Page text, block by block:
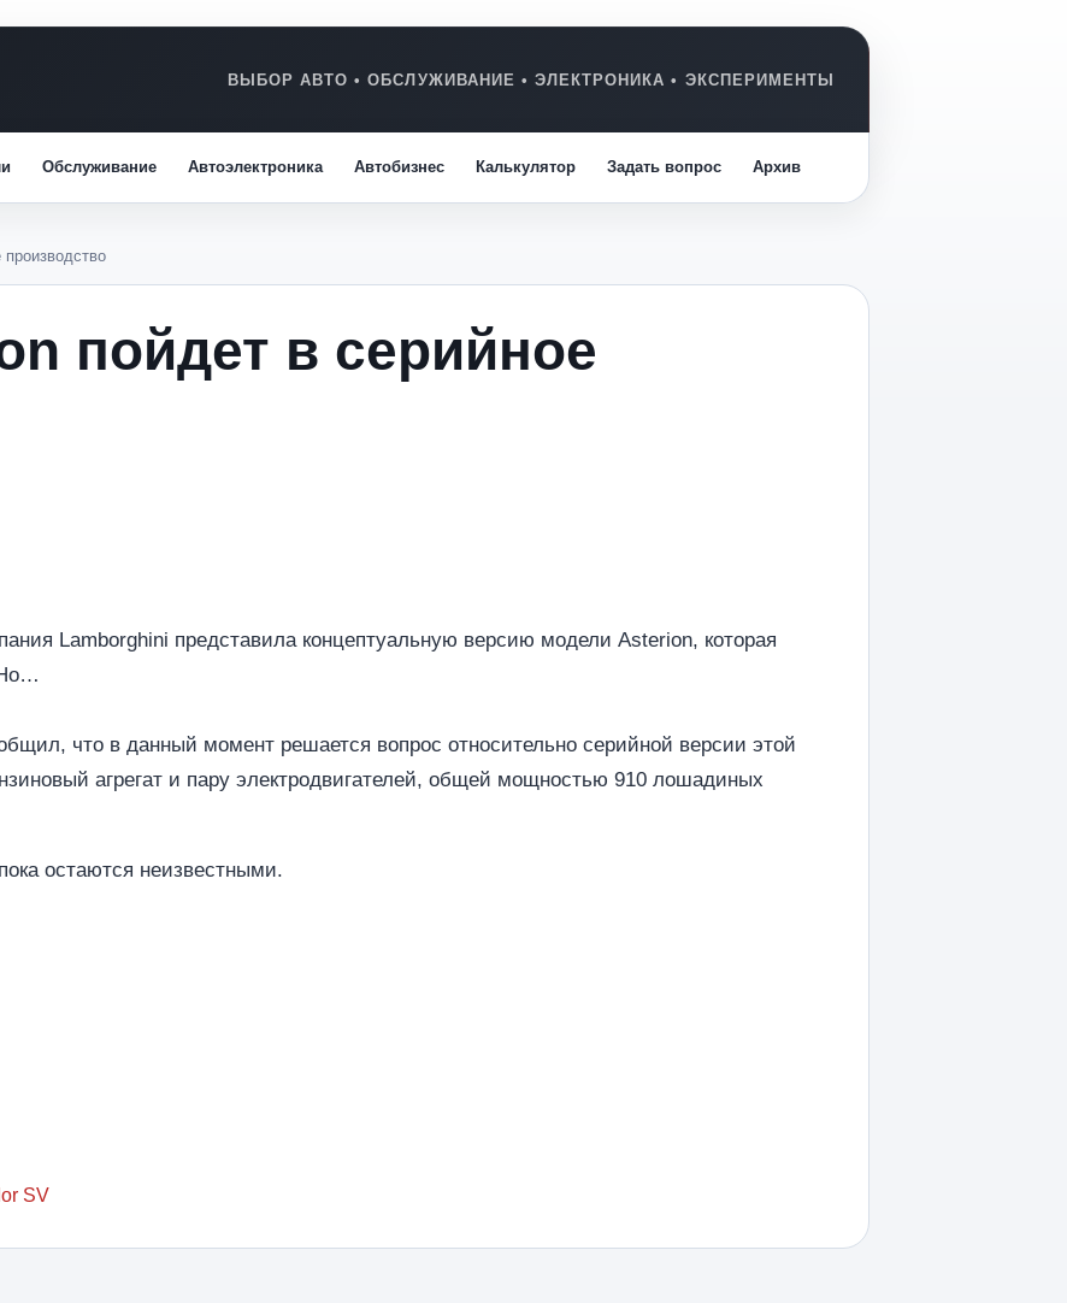
Обслуживание Автоэлектроника Автобизнес Калькулятор Задать вопрос Архив
пойдет в серийное
Lamborghini представила концептуальную версию модели Asterion, которая
что в данный момент решается вопрос относительно серийной версии этой
агрегат и пару электродвигателей, общей мощностью 910 лошадиных
остаются неизвестными.
SV